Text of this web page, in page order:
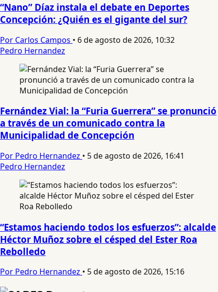
“Nano” Díaz instala el debate en Deportes
Concepción: ¿Quién es el gigante del sur?
Por Carlos Campos • 6 de agosto de 2026, 10:32
Pedro Hernandez
Fernández Vial: la “Furia Guerrera” se pronunció
a través de un comunicado contra la
Municipalidad de Concepción
Por Pedro Hernandez • 5 de agosto de 2026, 16:41
Pedro Hernandez
“Estamos haciendo todos los esfuerzos”: alcalde
Héctor Muñoz sobre el césped del Ester Roa
Rebolledo
Por Pedro Hernandez • 5 de agosto de 2026, 15:16